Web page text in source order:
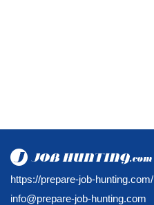
https://prepare-job-hunting.com/
info@prepare-job-hunting.com